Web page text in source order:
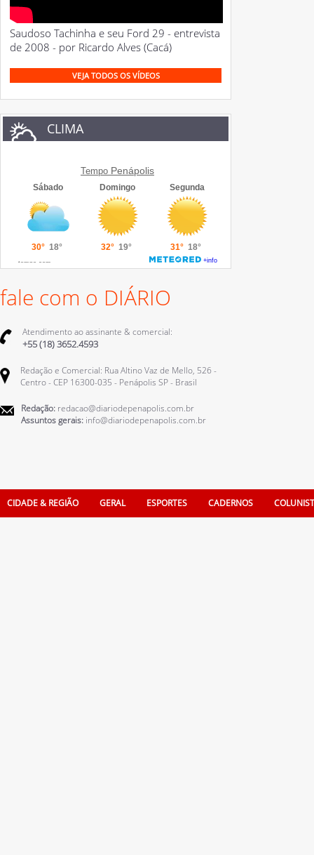
Saudoso Tachinha e seu Ford 29 - entrevista
de 2008 - por Ricardo Alves (Cacá)
VEJA TODOS OS VÍDEOS
CLIMA
Tempo Penápolis
fale com o DIÁRIO
Atendimento ao assinante & comercial:
+55 (18) 3652.4593
Redação e Comercial: Rua Altino Vaz de Mello, 526 -
Centro - CEP 16300-035 - Penápolis SP - Brasil
Redação: redacao@diariodepenapolis.com.br
Assuntos gerais: info@diariodepenapolis.com.br
CIDADE & REGIÃO GERAL ESPORTES CADERNOS